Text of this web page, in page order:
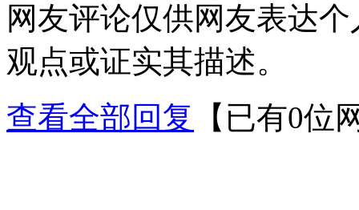
网友评论仅供网友表达
观点或证实其描述。
查看全部回复
【已有0位